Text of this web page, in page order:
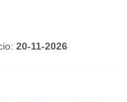
20-11-2026